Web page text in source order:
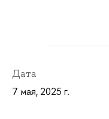
Дата
7 мая, 2025 г.